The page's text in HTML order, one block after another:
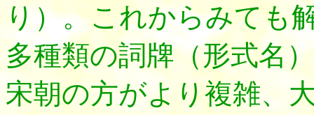
り）。これからみても
多種類の詞牌（形式名
宋朝の方がより複雑、